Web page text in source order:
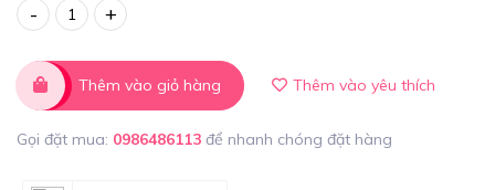
- +
Thêm vào giỏ hàng Thêm vào yêu thích
Gọi đặt mua: 0986486113 để nhanh chóng đặt hàng